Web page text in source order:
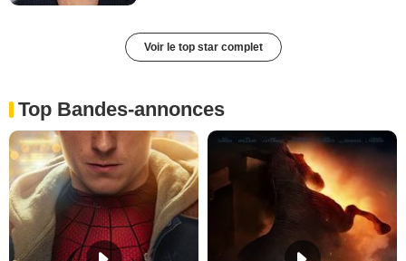
Voir le top star complet
Top Bandes-annonces